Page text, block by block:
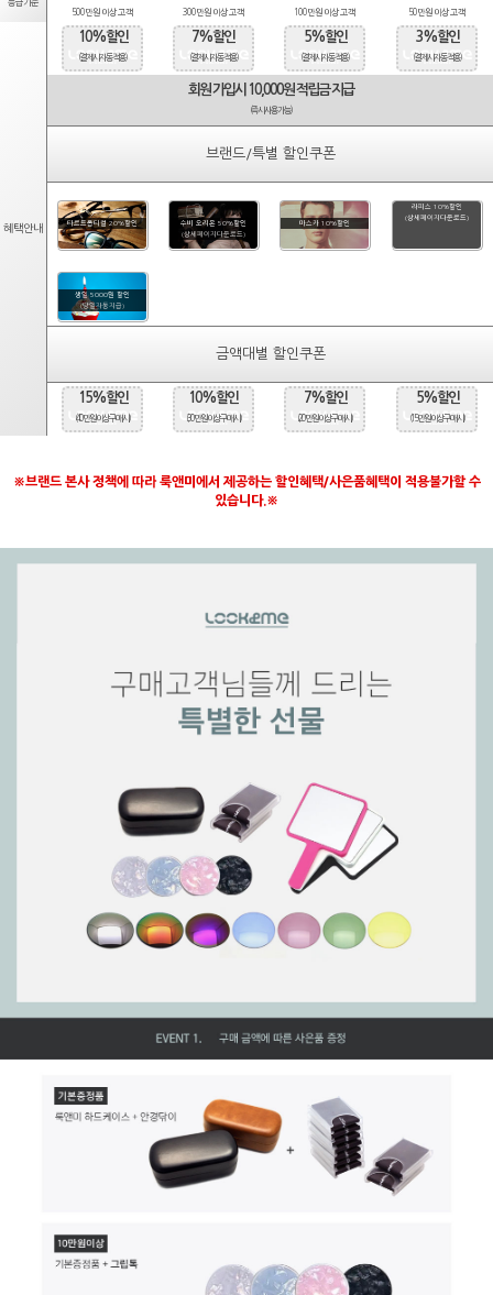
등급기준
500만원 이상 고객
300만원 이상 고객 100만원 이상 고객 50만원 이상 고객
혜택안내
10%할인
(결제시 자동적용)
7%할인
(결제시 자동적용)
5%할인
(결제시 자동적용)
3%할인
(결제시 자동적용)
회원 가입시 10,000원 적립금 지급
(즉시사용가능)
브랜드/특별 할인쿠폰
타르트옵티컬 20%할인
수비 오리온 50%할인
(상세페이지다운로드)
마스카 10%할인
라피스 10%할인
(상세페이지다운로드)
생일 5000원 할인
(당일자동지급)
금액대별 할인쿠폰
15%할인
(40만원 이상 구매시)
10%할인
(30만원 이상 구매시)
7%할인
(20만원 이상 구매시)
5%할인
(15만원 이상 구매시)
※브랜드 본사 정책에 따라 룩앤미에서 제공하는 할인혜택/사은품혜택이 적용불가할 수
있습니다.※